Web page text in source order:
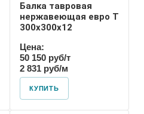
Балка тавровая
нержавеющая евро T
300х300х12
Цена:
50 150 руб/т
2 831 руб/м
КУПИТЬ